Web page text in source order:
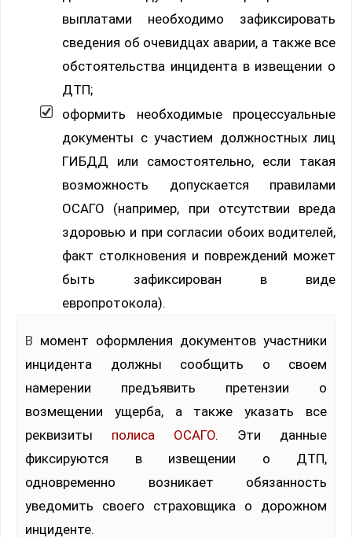
выплатами необходимо зафиксировать
сведения об очевидцах аварии, а также все
обстоятельства инцидента в извещении о
ДТП;
оформить необходимые процессуальные
документы с участием должностных лиц
ГИБДД или самостоятельно, если такая
возможность допускается правилами
ОСАГО (например, при отсутствии вреда
здоровью и при согласии обоих водителей,
факт столкновения и повреждений может
быть зафиксирован в виде
европротокола).
В момент оформления документов участники
инцидента должны сообщить о своем
намерении предъявить претензии о
возмещении ущерба, а также указать все
реквизиты полиса ОСАГО. Эти данные
фиксируются в извещении о ДТП,
одновременно возникает обязанность
уведомить своего страховщика о дорожном
инциденте.